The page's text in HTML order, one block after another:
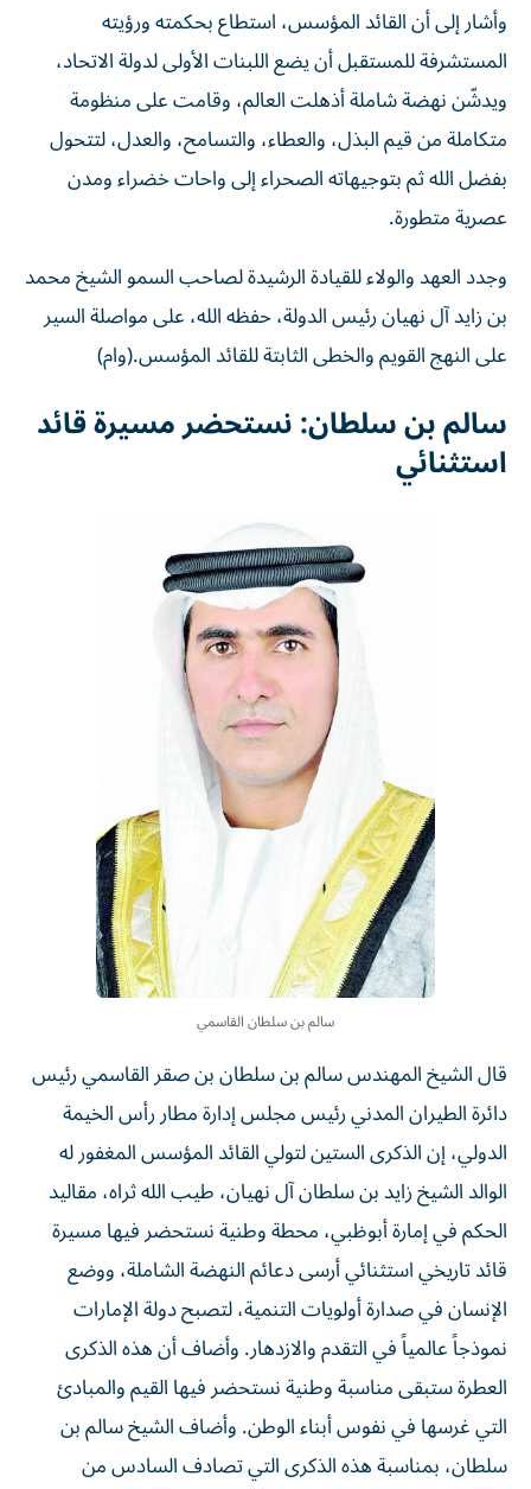
وأشار إلى أن القائد المؤسس، استطاع بحكمته ورؤيته
المستشرفة للمستقبل أن يضع اللبنات الأولى لدولة الاتحاد،
ويدشّن نهضة شاملة أذهلت العالم، وقامت على منظومة
متكاملة من قيم البذل، والعطاء، والتسامح، والعدل، لتتحول
بفضل الله ثم بتوجيهاته الصحراء إلى واحات خضراء ومدن
عصرية متطورة.
وجدد العهد والولاء للقيادة الرشيدة لصاحب السمو الشيخ محمد
بن زايد آل نهيان رئيس الدولة، حفظه الله، على مواصلة السير
على النهج القويم والخطى الثابتة للقائد المؤسس.(وام)
سالم بن سلطان: نستحضر مسيرة قائد
استثنائي
سالم بن سلطان القاسمي
قال الشيخ المهندس سالم بن سلطان بن صقر القاسمي رئيس
دائرة الطيران المدني رئيس مجلس إدارة مطار رأس الخيمة
الدولي، إن الذكرى الستين لتولي القائد المؤسس المغفور له
الوالد الشيخ زايد بن سلطان آل نهيان، طيب الله ثراه، مقاليد
الحكم في إمارة أبوظبي، محطة وطنية نستحضر فيها مسيرة
قائد تاريخي استثنائي أرسى دعائم النهضة الشاملة، ووضع
الإنسان في صدارة أولويات التنمية، لتصبح دولة الإمارات
نموذجاً عالمياً في التقدم والازدهار. وأضاف أن هذه الذكرى
العطرة ستبقى مناسبة وطنية نستحضر فيها القيم والمبادئ
التي غرسها في نفوس أبناء الوطن. وأضاف الشيخ سالم بن
سلطان، بمناسبة هذه الذكرى التي تصادف السادس من